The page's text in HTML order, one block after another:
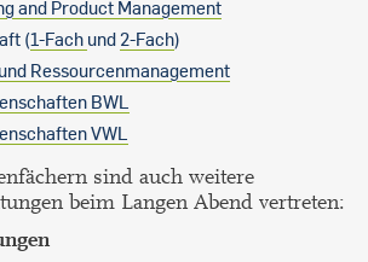
and Product Management
(1-Fach und2-Fach)
Ressourcenmanagement
BWL
VWL
sind auch weitere
beim Langen Abend vertreten: